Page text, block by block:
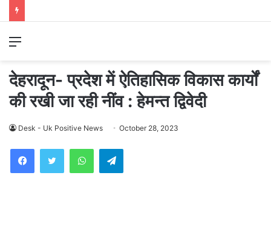
Menu
देहरादून- प्रदेश में ऐतिहासिक विकास कार्यों
की रखी जा रही नींव : हेमन्त द्विवेदी
Desk - Uk Positive News October 28, 2023
WhatsAppTelegram